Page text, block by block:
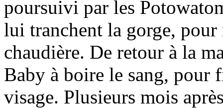
poursuivi par les
lui tranchent la gorge, pour
chaudière. De retour à la
Baby à boire le sang,
visage. Plusieurs mois